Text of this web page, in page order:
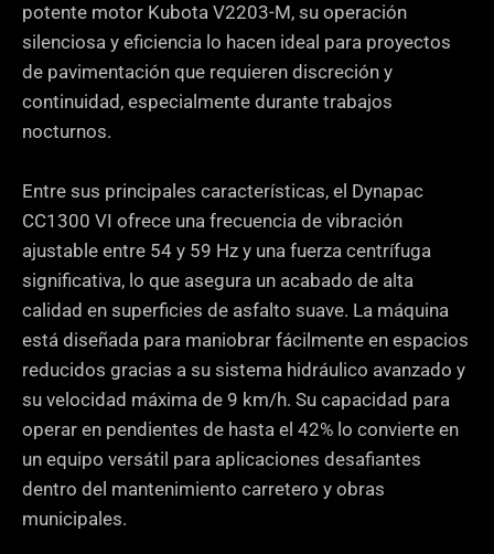
potente motor Kubota V2203-M, su operación
silenciosa y eficiencia lo hacen ideal para proyectos
de pavimentación que requieren discreción y
continuidad, especialmente durante trabajos
nocturnos.
Entre sus principales características, el Dynapac
CC1300 VI ofrece una frecuencia de vibración
ajustable entre 54 y 59 Hz y una fuerza centrífuga
significativa, lo que asegura un acabado de alta
calidad en superficies de asfalto suave. La máquina
está diseñada para maniobrar fácilmente en espacios
reducidos gracias a su sistema hidráulico avanzado y
su velocidad máxima de 9 km/h. Su capacidad para
operar en pendientes de hasta el 42% lo convierte en
un equipo versátil para aplicaciones desafiantes
dentro del mantenimiento carretero y obras
municipales.